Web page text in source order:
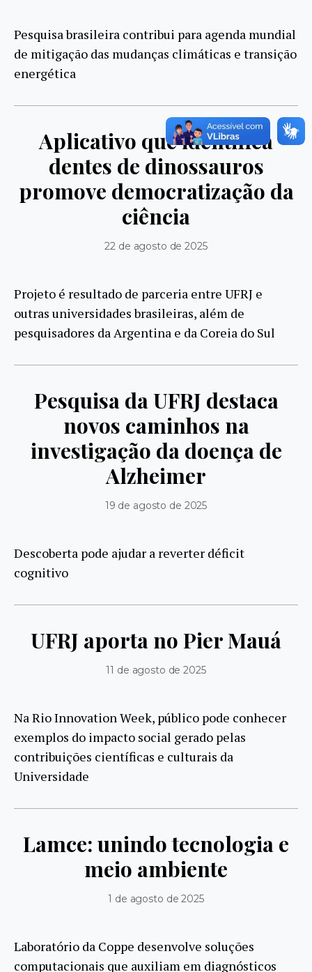
Pesquisa brasileira contribui para agenda mundial
de mitigação das mudanças climáticas e transição
energética
Aplicativo que identifica
dentes de dinossauros
promove democratização da
ciência
22 de agosto de 2025
Projeto é resultado de parceria entre UFRJ e
outras universidades brasileiras, além de
pesquisadores da Argentina e da Coreia do Sul
Pesquisa da UFRJ destaca
novos caminhos na
investigação da doença de
Alzheimer
19 de agosto de 2025
Descoberta pode ajudar a reverter déficit
cognitivo
UFRJ aporta no Pier Mauá
11 de agosto de 2025
Na Rio Innovation Week, público pode conhecer
exemplos do impacto social gerado pelas
contribuições científicas e culturais da
Universidade
Lamce: unindo tecnologia e
meio ambiente
1 de agosto de 2025
Laboratório da Coppe desenvolve soluções
computacionais que auxiliam em diagnósticos